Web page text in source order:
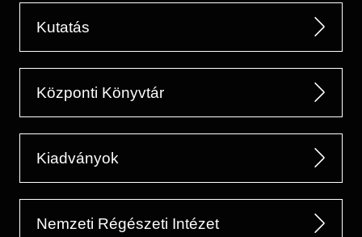
Kutatás
Központi Könyvtár
Kiadványok
Nemzeti Régészeti Intézet